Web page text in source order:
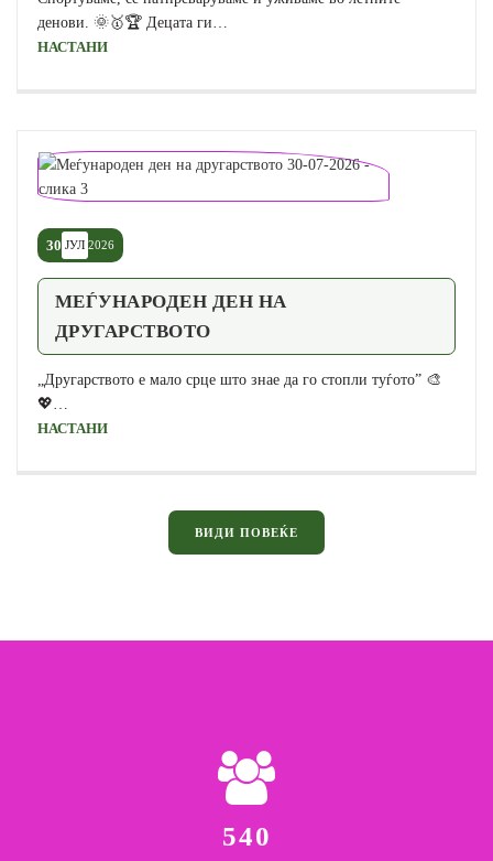
денови. 🌞🥇🏆 Децата ги…
НАСТАНИ
30 ЈУЛ 2026
МЕЃУНАРОДЕН ДЕН НА
ДРУГАРСТВОТО
„Другарството е мало срце што знае да го стопли туѓото” 🎨
💖…
НАСТАНИ
ВИДИ ПОВЕЌЕ
540